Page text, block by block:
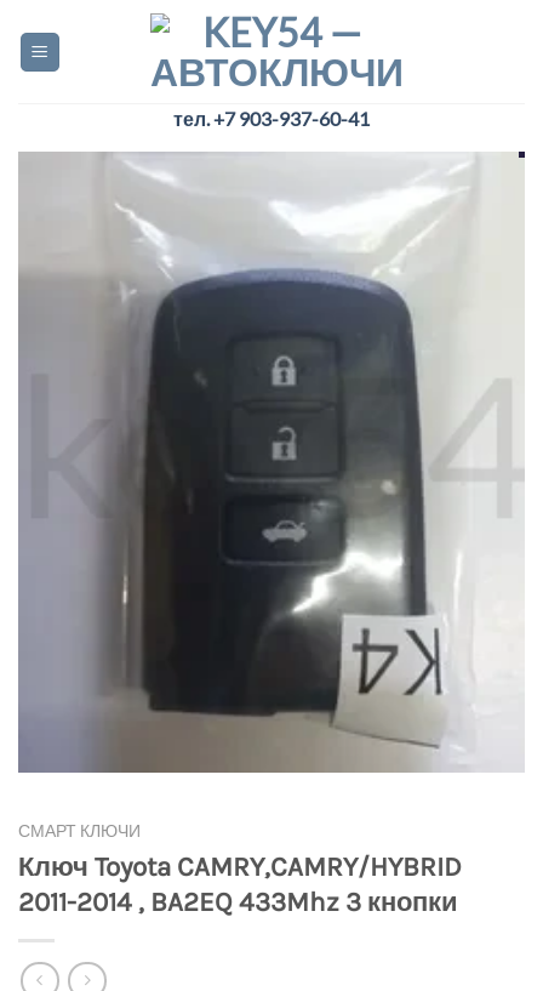
content
тел. +7 903-937-60-41
СМАРТ КЛЮЧИ
Ключ Toyota CAMRY,CAMRY/HYBRID
2011-2014 , BA2EQ 433Mhz 3 кнопки